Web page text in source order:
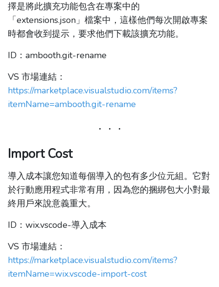
擇是將此擴充功能包含在專案中的
「extensions.json」檔案中，這樣他們每次開啟專案
時都會收到提示，要求他們下載該擴充功能。
ID：ambooth.git-rename
VS 市場連結：
https://marketplace.visualstudio.com/items?
itemName=ambooth.git-rename
Import Cost
導入成本讓您知道每個導入的包有多少位元組。它對
於行動應用程式非常有用，因為您的捆綁包大小對最
終用戶來說意義重大。
ID：wix.vscode-導入成本
VS 市場連結：
https://marketplace.visualstudio.com/items?
itemName=wix.vscode-import-cost